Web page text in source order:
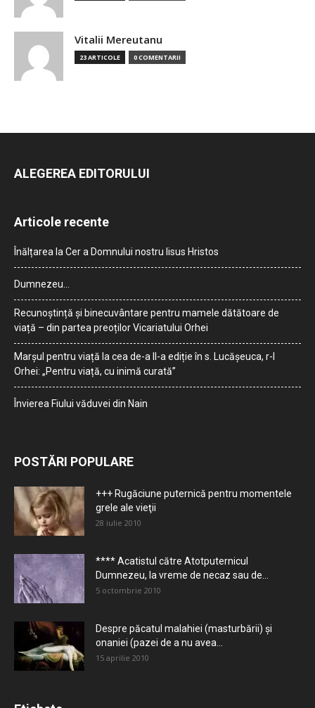
Vitalii Mereutanu
23 ARTICOLE 0 COMENTARII
ALEGEREA EDITORULUI
Articole recente
Înălțarea la Cer a Domnului nostru Iisus Hristos
Dumnezeu…
Recunoștință și binecuvântare pentru mamele dătătoare de
viață – din partea preoților Vicariatului Orhei
Marșul pentru viață la cea de-a II-a ediție în s. Lucășeuca, r-l
Orhei: „Pentru viață, cu inimă curată”
Învierea Fiului văduvei din Nain
POSTĂRI POPULARE
+++ Rugăciune puternică pentru momentele
grele ale vieţii
28 iulie 2010
**** Acatistul către Atotputernicul
Dumnezeu, la vreme de necaz sau de...
5 octombrie 2010
Despre păcatul malahiei (masturbării) şi
onaniei (pazei de a nu avea...
15 aprilie 2010